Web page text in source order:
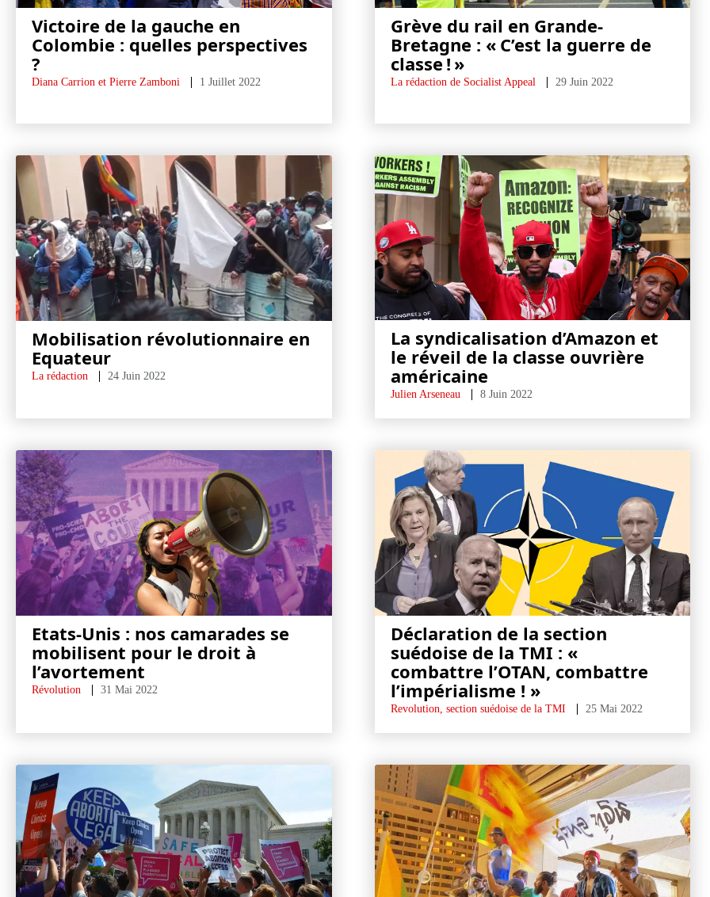
Victoire de la gauche en
Colombie : quelles perspectives
?
Diana Carrion et Pierre Zamboni 1 Juillet 2022
Grève du rail en Grande-
Bretagne : « C’est la guerre de
classe ! »
La rédaction de Socialist Appeal 29 Juin 2022
Mobilisation révolutionnaire en
Equateur
La rédaction 24 Juin 2022
La syndicalisation d’Amazon et
le réveil de la classe ouvrière
américaine
Julien Arseneau 8 Juin 2022
Etats-Unis : nos camarades se
mobilisent pour le droit à
l’avortement
Révolution 31 Mai 2022
Déclaration de la section
suédoise de la TMI : «
combattre l’OTAN, combattre
l’impérialisme ! »
Revolution, section suédoise de la TMI 25 Mai 2022